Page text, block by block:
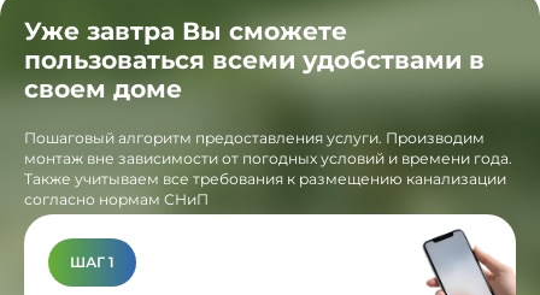
Уже завтра Вы сможете
пользоваться всеми удобствами в
своем доме
Пошаговый алгоритм предоставления услуги. Производим
монтаж вне зависимости от погодных условий и времени года.
Также учитываем все требования к размещению канализации
согласно нормам СНиП
ШАГ 1